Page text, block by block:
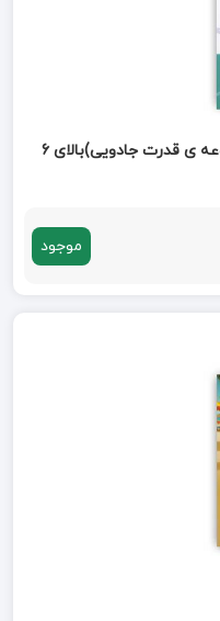
اعتماد به نفس قدرت من است (مجموعه ی قدرت جادویی)بالای 6
موجود